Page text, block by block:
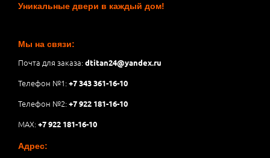
Уникальные двери в каждый дом!
Мы на связи:
Почта для заказа:dtitan24@yandex.ru
Телефон №1:+7 343 361-16-10
Телефон №2:+7 922 181-16-10
MAX:+7 922 181-16-10
Адрес: